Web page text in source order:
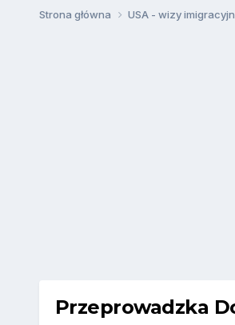
Strona główna USA - wizy
Przeprowadzka